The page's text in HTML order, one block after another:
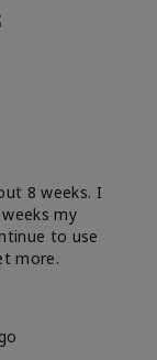
8 weeks. I
my
to use
more.